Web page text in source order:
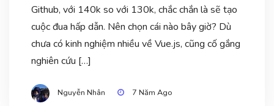
Github, với 140k so với 130k, chắc chắn là sẽ tạo
cuộc đua hấp dẫn. Nên chọn cái nào bây giờ? Dù
chưa có kinh nghiệm nhiều về Vue.js, cũng cố gắng
nghiên cứu […]
Nguyễn Nhân 7 Năm Ago